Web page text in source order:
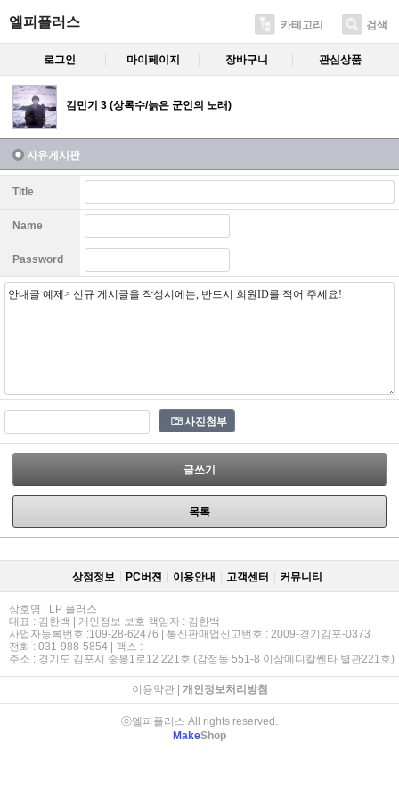
엘피플러스 카테고리 검색
로그인 마이페이지 장바구니 관심상품
김민기 3 (상록수/늙은 군인의 노래)
자유게시판
Title
Name
Password
사진첨부
글쓰기
목록
상점정보 PC버젼 이용안내 고객센터 커뮤니티
상호명 : LP 플러스
대표 : 김한백 | 개인정보 보호 책임자 : 김한백
사업자등록번호 :109-28-62476 | 통신판매업신고번호 : 2009-경기김포-0373
전화 : 031-988-5854 | 팩스 :
주소 : 경기도 김포시 중봉1로12 221호 (감정동 551-8 이삼메디칼쎈타 별관221호)
이용약관| 개인정보처리방침
ⓒ엘피플러스 All rights reserved.
MakeShop